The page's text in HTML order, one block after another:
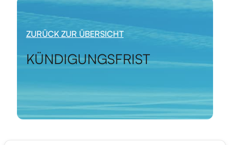
ZURÜCK ZUR ÜBERSICHT
KÜNDIGUNGSFRIST